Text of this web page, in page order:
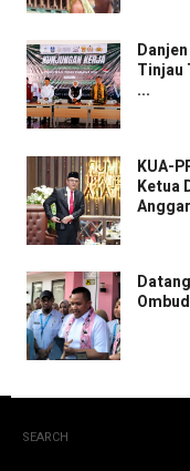
Tinjau
...
KUA-
Ketua
SEARCH